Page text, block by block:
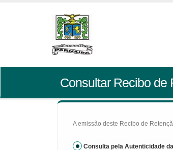
Consultar Recibo de
A emissão deste Recibo de
Consulta pela Autenticidade